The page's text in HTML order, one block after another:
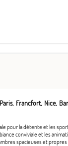
Paris Francfort Nice
pour la détente et les
conviviale et les
spacieuses et propres